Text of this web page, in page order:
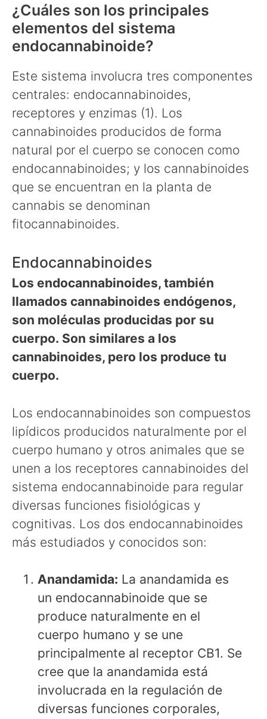
¿Cuáles son los principales
elementos del sistema
endocannabinoide?
Este sistema involucra tres componentes
centrales: endocannabinoides,
receptores y enzimas (1). Los
cannabinoides producidos de forma
natural por el cuerpo se conocen como
endocannabinoides; y los cannabinoides
que se encuentran en la planta de
cannabis se denominan
fitocannabinoides.
Endocannabinoides
Los endocannabinoides, también
llamados cannabinoides endógenos,
son moléculas producidas por su
cuerpo. Son similares a los
cannabinoides, pero los produce tu
cuerpo.
Los endocannabinoides son compuestos
lipídicos producidos naturalmente por el
cuerpo humano y otros animales que se
unen a los receptores cannabinoides del
sistema endocannabinoide para regular
diversas funciones fisiológicas y
cognitivas. Los dos endocannabinoides
más estudiados y conocidos son:
Anandamida: La anandamida es
un endocannabinoide que se
produce naturalmente en el
cuerpo humano y se une
principalmente al receptor CB1. Se
cree que la anandamida está
involucrada en la regulación de
diversas funciones corporales,